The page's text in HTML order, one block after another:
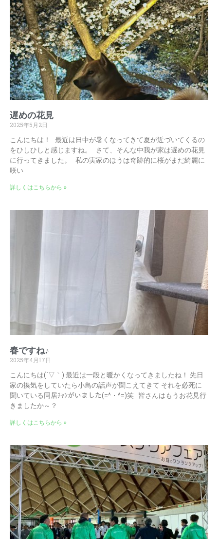
遅めの花見
2025年5月2日
こんにちは！ 最近は日中が暑くなってきて夏が近づいてくるの
をひしひしと感じますね。 さて、そんな中我が家は遅めの花見
に行ってきました。 私の実家のほうは奇跡的に桜がまだ綺麗に
咲い
詳しくはこちらから »
春ですね♪
2025年4月17日
こんにちは(´▽｀) 最近は一段と暖かくなってきましたね！ 先日
家の換気をしていたら小鳥の話声が聞こえてきて それを必死に
聞いている同居ﾁｬﾝがいました(=^・^=)笑 皆さんはもうお花見行
きましたか～？
詳しくはこちらから »